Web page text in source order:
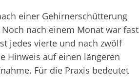
einer Gehirnerschütterung
nach einem Monat war fast
jedes vierte und nach zwölf
Hinweis auf einen längeren
Für die Praxis bedeutet